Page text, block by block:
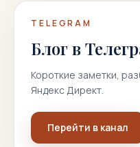
TELEGRAM
Блог в
Короткие заметки,
Яндекс Директ.
Перейти в канал